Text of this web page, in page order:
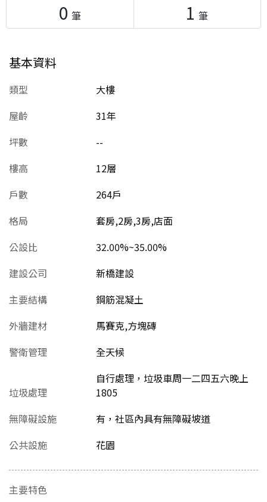
0 筆 1 筆
基本資料
類型
大樓
屋齡
31年
坪數
--
樓高
12層
戶數
264戶
格局
套房,2房,3房,店面
公設比
32.00%~35.00%
建設公司
新橋建設
主要結構
鋼筋混凝土
外牆建材
馬賽克,方塊磚
警衛管理
全天候
垃圾處理
自行處理，垃圾車周一二四五六晚上
1805
無障礙設施
有，社區內具有無障礙坡道
公共設施
花園
主要特色